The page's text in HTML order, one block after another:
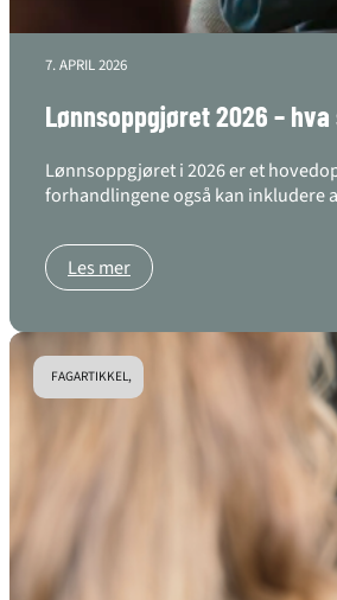
7. APRIL 2026
Lønnsoppgjøret 2026 –
Lønnsoppgjøret i 2026 er et
forhandlingene også kan inkludere
Les mer
FAGARTIKKEL,